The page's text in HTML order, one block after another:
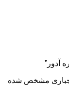
اجباری مشخص شده